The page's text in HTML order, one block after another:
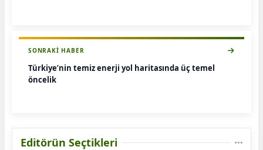
SONRAKI HABER
Türkiye’nin temiz enerji yol haritasında üç temel
öncelik
Editörün Seçtikleri